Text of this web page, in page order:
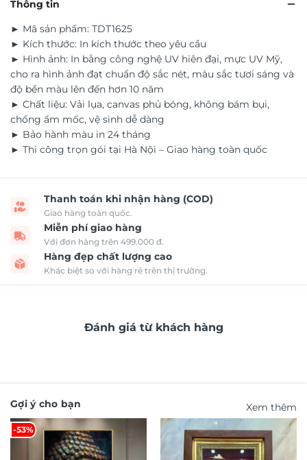
Thông tin
► Mã sản phẩm: TDT1625
► Kích thước: In kích thước theo yêu cầu
► Hình ảnh: In bằng công nghệ UV hiên đại, mực UV Mỹ,
cho ra hình ảnh đạt chuẩn độ sắc nét, màu sắc tươi sáng và
độ bền màu lên đến hơn 10 năm
► Chất liệu: Vải lụa, canvas phủ bóng, không bám bụi,
chống ẩm mốc, vệ sinh dễ dàng
► Bảo hành màu in 24 tháng
► Thi công trọn gói tại Hà Nội – Giao hàng toàn quốc
Thanh toán khi nhận hàng (COD)
Giao hàng toàn quốc.
Miễn phí giao hàng
Với đơn hàng trên 499.000 đ.
Hàng đẹp chất lượng cao
Khác biệt so với hàng rẻ trên thị trường.
Đánh giá từ khách hàng
Gợi ý cho bạn Xem thêm
-53%